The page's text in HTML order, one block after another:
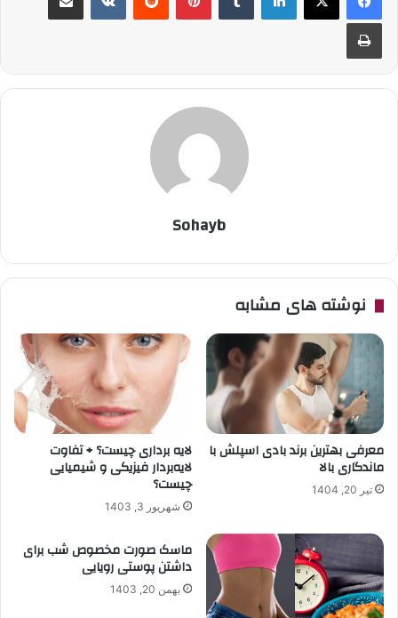
چاپ
Sohayb
نوشته های مشابه
معرفی بهترین برند بادی اسپلش با
ماندگاری بالا
تیر 20, 1404
لایه برداری چیست؟ + تفاوت
لایه‌بردار فیزیکی و شیمیایی
چیست؟
شهریور 3, 1403
ماسک صورت مخصوص شب برای
داشتن پوستی رویایی
بهمن 20, 1403